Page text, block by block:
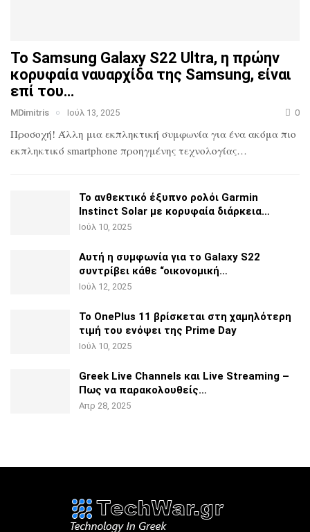
Το Samsung Galaxy S22 Ultra, η πρώην
κορυφαία ναυαρχίδατης Samsung, είναι
επί του…
MDimitris Ιούλ 13, 2025 0
Προσοχή! Άλλη μια εκπληκτική συμφωνία για ένα ακόμα πιο
εκπληκτικό smartphone προηγμένης τεχνολογίας…
Το ανθεκτικό έξυπνο ρολόι Garmin
Instinct Solar με κορυφαία διάρκεια…
Ιούλ 10, 2025
Αυτή η συμφωνία για το Galaxy S22
συντρίβει κάθε “οικονομική…
Ιούλ 12, 2025
Το OnePlus 11 βρίσκεται στη χαμηλότερη
τιμή του ενόψει της Prime Day
Ιούλ 10, 2025
Greek Live Channels και Live Streaming –
Πως να παρακολουθείς…
Απρ 28, 2025